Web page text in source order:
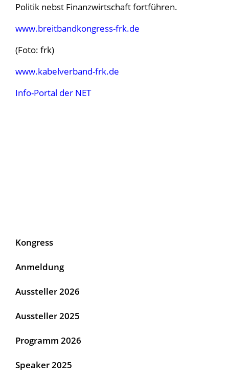
Politik nebst Finanzwirtschaft fortführen.
www.breitbandkongress-frk.de
(Foto: frk)
www.kabelverband-frk.de
Info-Portal der NET
Kongress
Anmeldung
Aussteller 2026
Aussteller 2025
Programm 2026
Speaker 2025